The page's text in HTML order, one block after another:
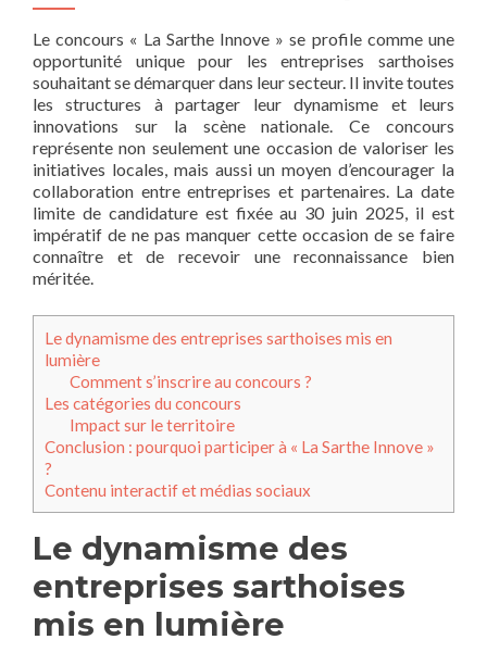
Le concours « La Sarthe Innove » se profile comme une
opportunité unique pour les entreprises sarthoises
souhaitant se démarquer dans leur secteur. Il invite toutes
les structures à partager leur dynamisme et leurs
innovations sur la scène nationale. Ce concours
représente non seulement une occasion de valoriser les
initiatives locales, mais aussi un moyen d’encourager la
collaboration entre entreprises et partenaires. La date
limite de candidature est fixée au 30 juin 2025, il est
impératif de ne pas manquer cette occasion de se faire
connaître et de recevoir une reconnaissance bien
méritée.
Le dynamisme des entreprises sarthoises mis en
lumière
Comment s’inscrire au concours ?
Les catégories du concours
Impact sur le territoire
Conclusion : pourquoi participer à « La Sarthe Innove »
?
Contenu interactif et médias sociaux
Le dynamisme des
entreprises sarthoises
mis en lumière